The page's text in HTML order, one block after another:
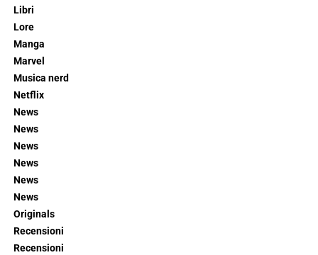
Libri
Lore
Manga
Marvel
Musica nerd
Netflix
News
News
News
News
News
News
Originals
Recensioni
Recensioni